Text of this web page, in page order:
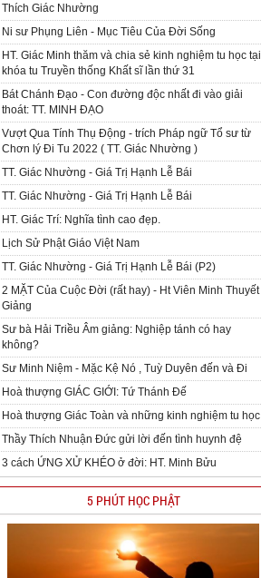
Thích Giác Nhường
Ni sư Phụng Liên - Mục Tiêu Của Đời Sống
HT. Giác Minh thăm và chia sẻ kinh nghiệm tu học tại
khóa tu Truyền thống Khất sĩ lần thứ 31
Bát Chánh Đạo - Con đường độc nhất đi vào giải
thoát: TT. MINH ĐẠO
Vượt Qua Tính Thụ Động - trích Pháp ngữ Tổ sư từ
Chơn lý Đi Tu 2022 ( TT. Giác Nhường )
TT. Giác Nhường - Giá Trị Hạnh Lễ Bái
TT. Giác Nhường - Giá Trị Hạnh Lễ Bái
HT. Giác Trí: Nghĩa tình cao đẹp.
Lịch Sử Phật Giáo Việt Nam
TT. Giác Nhường - Giá Trị Hạnh Lễ Bái (P2)
2 MẶT Của Cuộc Đời (rất hay) - Ht Viên Minh Thuyết
Giảng
Sư bà Hải Triều Âm giảng: Nghiệp tánh có hay
không?
Sư Minh Niệm - Mặc Kệ Nó , Tuỳ Duyên đến và Đi
Hoà thượng GIÁC GIỚI: Tứ Thánh Đế
Hoà thượng Giác Toàn và những kinh nghiệm tu học
Thầy Thích Nhuận Đức gửi lời đến tình huynh đệ
3 cách ỨNG XỬ KHÉO ở đời: HT. Minh Bửu
5 PHÚT HỌC PHẬT